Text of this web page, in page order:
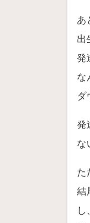
あ
出
発
な
ダ
発
な
た
結
し